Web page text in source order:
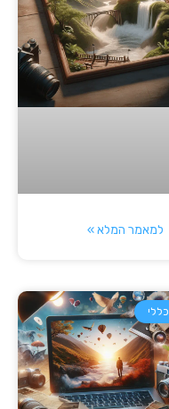
למאמר המלא »
כללי